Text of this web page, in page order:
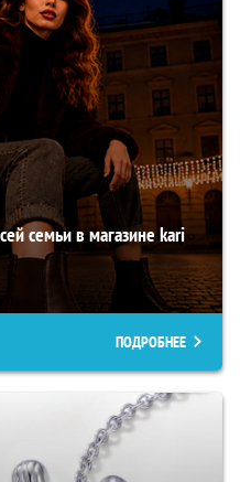
семьи в магазине kari
ПОДРОБНЕЕ